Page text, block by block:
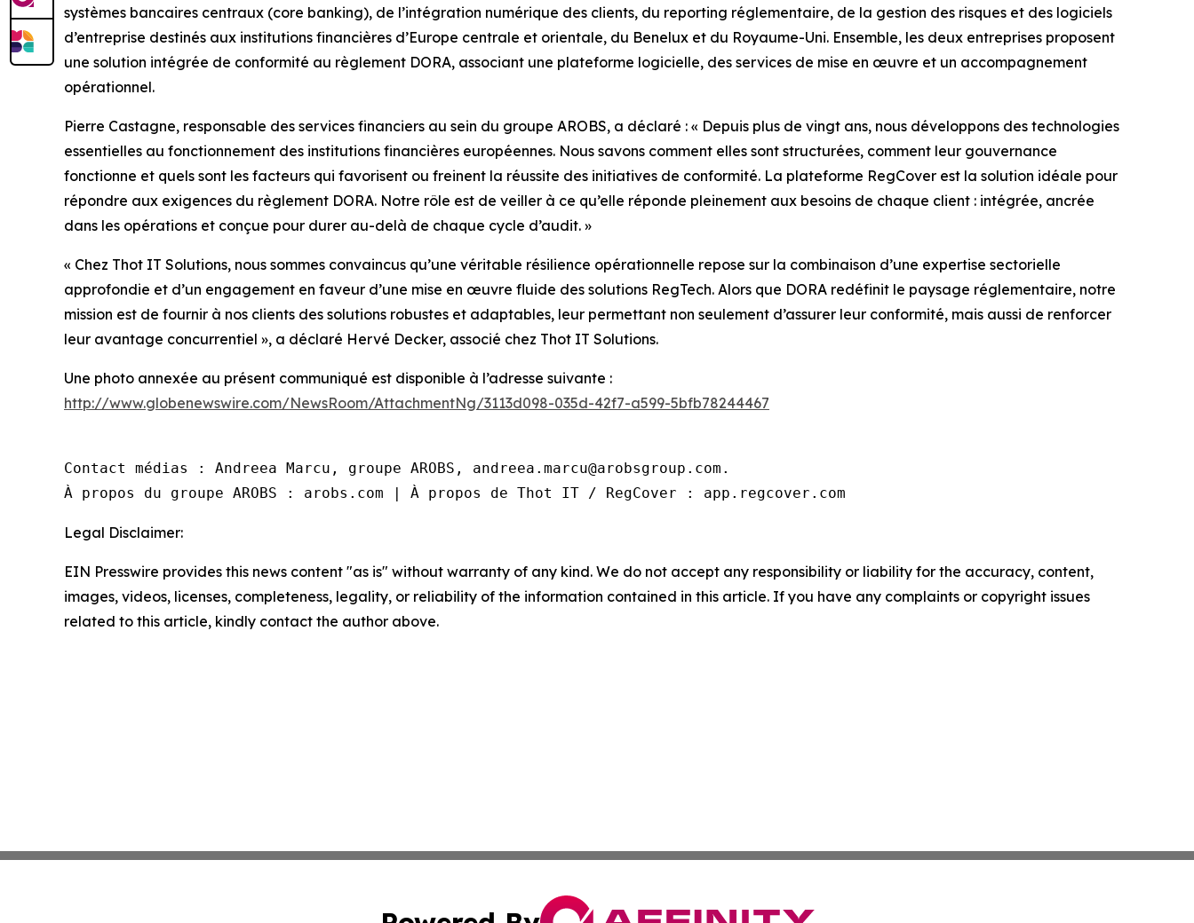
systèmes bancaires centraux (core banking), de l’intégration numérique des clients, du reporting réglementaire, de la gestion des risques et des logiciels
d’entreprise destinés aux institutions financières d’Europe centrale et orientale, du Benelux et du Royaume-Uni. Ensemble, les deux entreprises proposent
une solution intégrée de conformité au règlement DORA, associant une plateforme logicielle, des services de mise en œuvre et un accompagnement
opérationnel.
Pierre Castagne, responsable des services financiers au sein du groupe AROBS, a déclaré : « Depuis plus de vingt ans, nous développons des technologies
essentielles au fonctionnement des institutions financières européennes. Nous savons comment elles sont structurées, comment leur gouvernance
fonctionne et quels sont les facteurs qui favorisent ou freinent la réussite des initiatives de conformité. La plateforme RegCover est la solution idéale pour
répondre aux exigences du règlement DORA. Notre rôle est de veiller à ce qu’elle réponde pleinement aux besoins de chaque client : intégrée, ancrée
dans les opérations et conçue pour durer au-delà de chaque cycle d’audit. »
« Chez Thot IT Solutions, nous sommes convaincus qu’une véritable résilience opérationnelle repose sur la combinaison d’une expertise sectorielle
approfondie et d’un engagement en faveur d’une mise en œuvre fluide des solutions RegTech. Alors que DORA redéfinit le paysage réglementaire, notre
mission est de fournir à nos clients des solutions robustes et adaptables, leur permettant non seulement d’assurer leur conformité, mais aussi de renforcer
leur avantage concurrentiel », a déclaré Hervé Decker, associé chez Thot IT Solutions.
Une photo annexée au présent communiqué est disponible à l’adresse suivante :
http://www.globenewswire.com/NewsRoom/AttachmentNg/3113d098-035d-42f7-a599-5bfb78244467
Contact médias : Andreea Marcu, groupe AROBS, andreea.marcu@arobsgroup.com.
À propos du groupe AROBS : arobs.com | À propos de Thot IT / RegCover : app.regcover.com
Legal Disclaimer:
EIN Presswire provides this news content "as is" without warranty of any kind. We do not accept any responsibility or liability for the accuracy, content,
images, videos, licenses, completeness, legality, or reliability of the information contained in this article. If you have any complaints or copyright issues
related to this article, kindly contact the author above.